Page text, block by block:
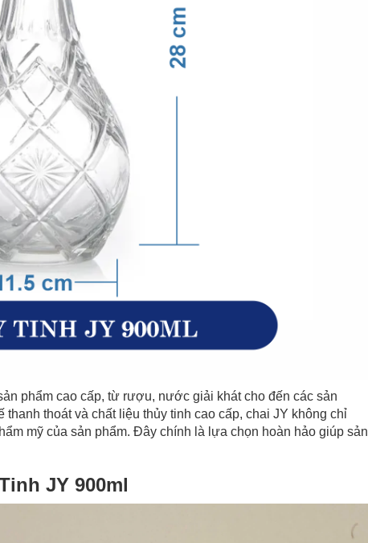
phẩm cao cấp, từ rượu, nước giải khát cho đến các sản
thoát và chất liệu thủy tinh cao cấp, chai JY không chỉ
mỹ của sản phẩm. Đây chính là lựa chọn hoàn hảo giúp sản
JY 900ml